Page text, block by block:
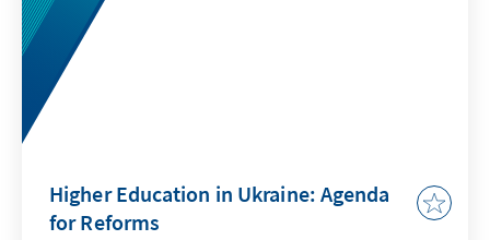
Cadenabbia (Italien) stattfand.
Higher Education in Ukraine: Agenda
for Reforms